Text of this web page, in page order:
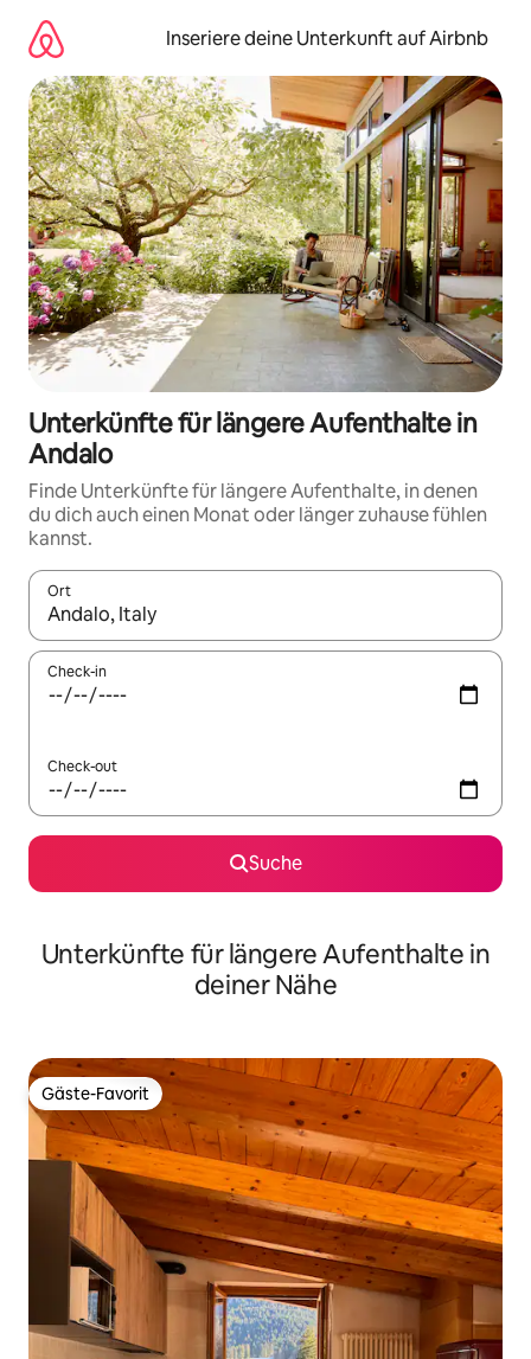
Inhalten
springen
Inseriere deine Unterkunft auf Airbnb
Unterkünfte für längere Aufenthalte in
Andalo
Finde Unterkünfte für längere Aufenthalte, in denen
du dich auch einen Monat oder länger zuhause fühlen
kannst.
Ort
Wenn Ergebnisse verfügbar sind, navigiere mit den
Check-in
Check-out
Suche
Unterkünfte für längere Aufenthalte in
deiner Nähe
Gäste-Favorit
Gäste-Favorit